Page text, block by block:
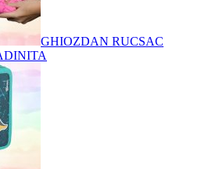
GHIOZDAN RUCSAC